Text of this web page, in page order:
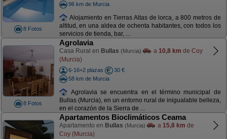
8 Fotos
96 km de Murcia
Alojamiento en Tierras Altas de lorca, a 800 metros de
altitud, en una aldea de ochenta habitantes, con todos los
servicios de tienda, bar, ...
8 Fotos
Agrolavia
Casa Rural en Bullas (Murcia) a 10,8 km de Coy
(Murcia)
6-16+2 plazas
30 €
58 km de Murcia
Agrolavia se encuentra en el término municipal de
Bullas (Murcia), en un entorno rural de inigualable belleza,
en el corazón de la Sierra de ...
Apartamentos Bioclimáticos Ceama
Apartamento en Bullas (Murcia) a 15,8 km de
Coy (Murcia)